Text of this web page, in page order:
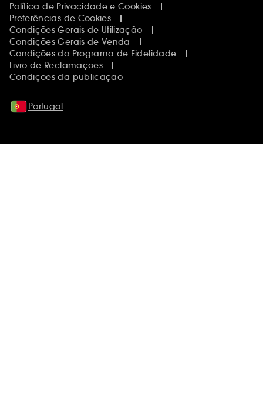
Política de Privacidade e Cookies
Preferências de Cookies
Condições Gerais de Utilização
Condições Gerais de Venda
Condições do Programa de Fidelidade
Livro de Reclamações
Condições da publicação
Portugal